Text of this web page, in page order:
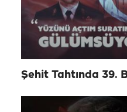
Şehit Tahtında 39.